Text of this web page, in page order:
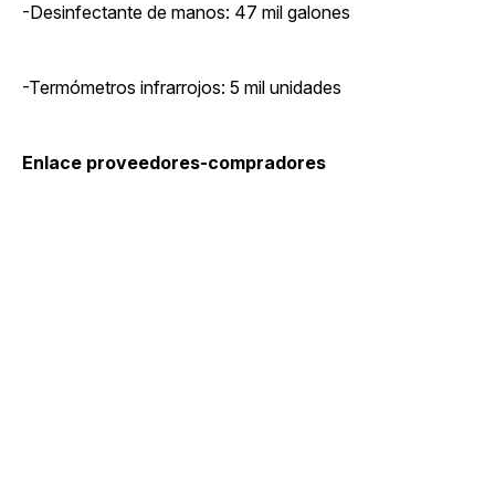
-Desinfectante de manos: 47 mil galones
-Termómetros infrarrojos: 5 mil unidades
Enlace proveedores-compradores